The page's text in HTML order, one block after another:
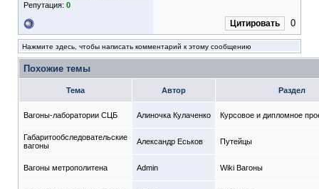
Репутация: 0
Цитировать 0
Нажмите здесь, чтобы написать комментарий к этому сообщению
Похожие темы
Тема Автор Раздел
Вагоны-лаборатории СЦБ Алиночка Кулаченко Курсовое и дипломное
Габаритообследовательские
вагоны
Александр Еськов Путейцы
Вагоны метрополитена Admin Wiki Вагоны